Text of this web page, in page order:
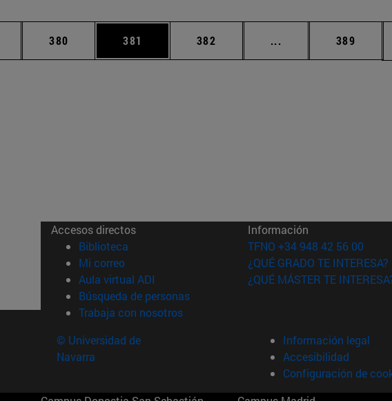
Páginas intermedias Use TAB para desplazarse.
Página
380 Página
381 Página
382 ... Páginas Página
389
Accesos directos
Biblioteca (abre en nueva ventana)
Mi correo(abre en nueva ventana)
Aula virtual ADI (abre en nueva ventana)
Búsqueda de personas(abre en nueva ventana)
Trabaja con nosotros(abre en nueva ventana)
Información
TFNO +34 948 42 56 00
¿QUÉ GRADO TE INTERESA?
¿QUÉ MÁSTER TE
© Universidad de
Navarra
Información legal
Accesibilidad
Configuración de